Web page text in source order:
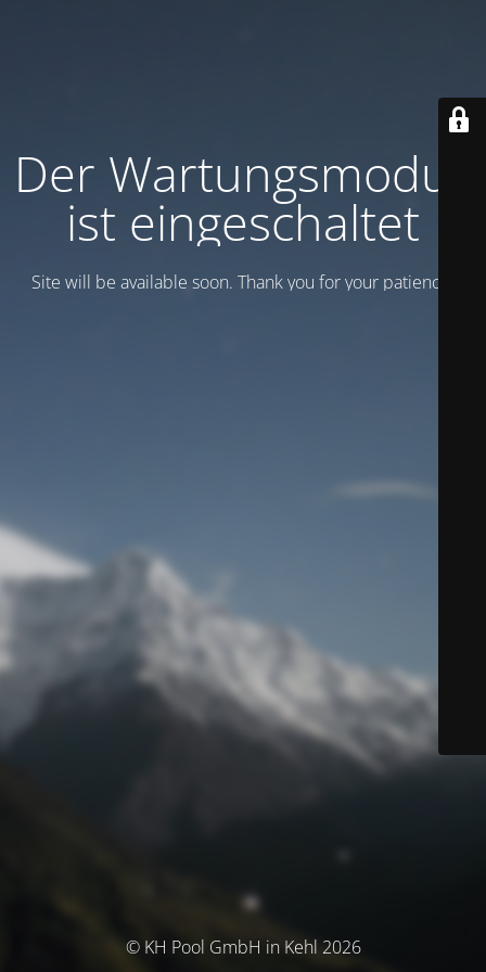
Der Wartungsmodus
ist eingeschaltet
Site will be available soon. Thank you for your patience!
© KH Pool GmbH in Kehl 2026